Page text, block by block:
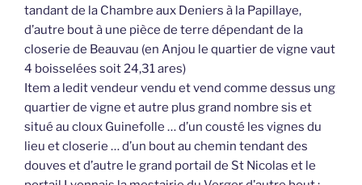
tandant de la Chambre aux Deniers à la Papillaye,
d’autre bout à une pièce de terre dépendant de la
closerie de Beauvau (en Anjou le quartier de vigne vaut
4 boisselées soit 24,31 ares)
Item a ledit vendeur vendu et vend comme dessus ung
quartier de vigne et autre plus grand nombre sis et
situé au cloux Guinefolle … d’un cousté les vignes du
lieu et closerie … d’un bout au chemin tendant des
douves et d’autre le grand portail de St Nicolas et le